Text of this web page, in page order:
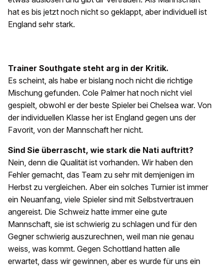
hat es bis jetzt noch nicht so geklappt, aber individuell ist
England sehr stark.
Trainer Southgate steht arg in der Kritik.
Es scheint, als habe er bislang noch nicht die richtige
Mischung gefunden. Cole Palmer hat noch nicht viel
gespielt, obwohl er der beste Spieler bei Chelsea war. Von
der individuellen Klasse her ist England gegen uns der
Favorit, von der Mannschaft her nicht.
Sind Sie überrascht, wie stark die Nati auftritt?
Nein, denn die Qualität ist vorhanden. Wir haben den
Fehler gemacht, das Team zu sehr mit demjenigen im
Herbst zu vergleichen. Aber ein solches Turnier ist immer
ein Neuanfang, viele Spieler sind mit Selbstvertrauen
angereist. Die Schweiz hatte immer eine gute
Mannschaft, sie ist schwierig zu schlagen und für den
Gegner schwierig auszurechnen, weil man nie genau
weiss, was kommt. Gegen Schottland hatten alle
erwartet, dass wir gewinnen, aber es wurde für uns ein